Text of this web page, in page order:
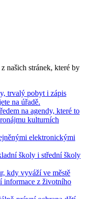
našich stránek, které by
trvalý pobyt i zápis
na úřadě.
na agendy, které to
kulturních
elektronickými
školy i střední školy
kdy vyváží ve městě
informace z životního